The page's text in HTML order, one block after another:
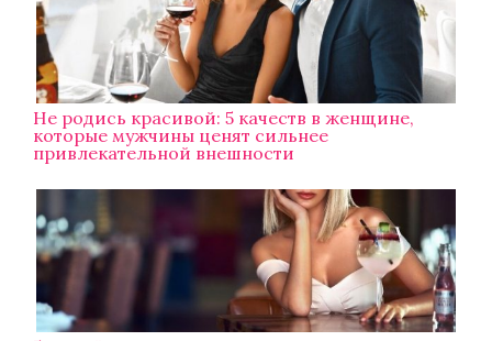
Не родись красивой: 5 качеств в женщине,
которые мужчины ценят сильнее
привлекательной внешности